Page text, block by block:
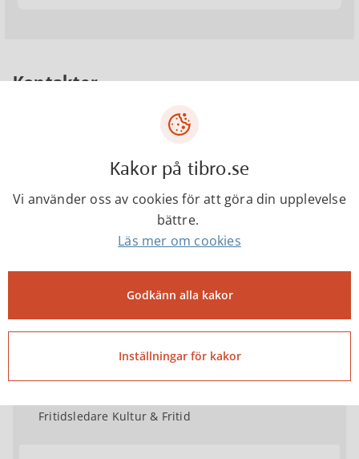
Kontakter
Fritidsledare Kultur & Fritid
helene.axelsson@tibro.se
0504-18258
Fritidsledare Kultur & Fritid
Kakor på tibro.se
Vi använder oss av cookies för att göra din upplevelse
bättre.
Läs mer om cookies
Godkänn alla kakor
Inställningar för kakor